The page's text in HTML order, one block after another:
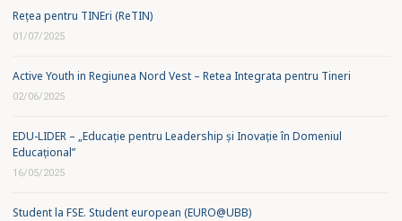
Rețea pentru TINEri (ReTIN)
01/07/2025
Active Youth in Regiunea Nord Vest – Retea Integrata pentru Tineri
02/06/2025
EDU-LIDER – „Educație pentru Leadership și Inovație în Domeniul
Educațional”
16/05/2025
Student la FSE. Student european (EURO@UBB)